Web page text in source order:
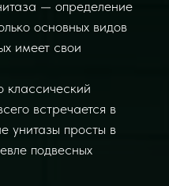
— определение
основных видов
имеет свои
классический
встречается в
унитазы просты в
подвесных